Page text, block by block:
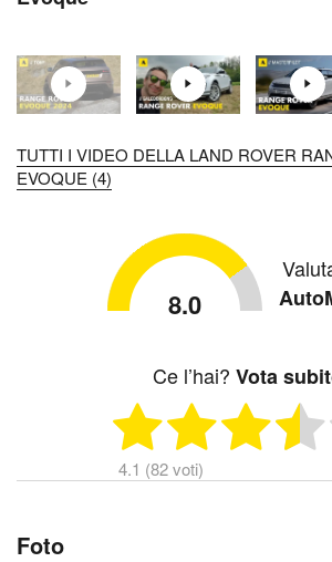
TUTTI I VIDEO DELLA LAND ROVER
EVOQUE (4)
8.0
Ce l’hai? Vota
4.1 (82 voti)
Foto